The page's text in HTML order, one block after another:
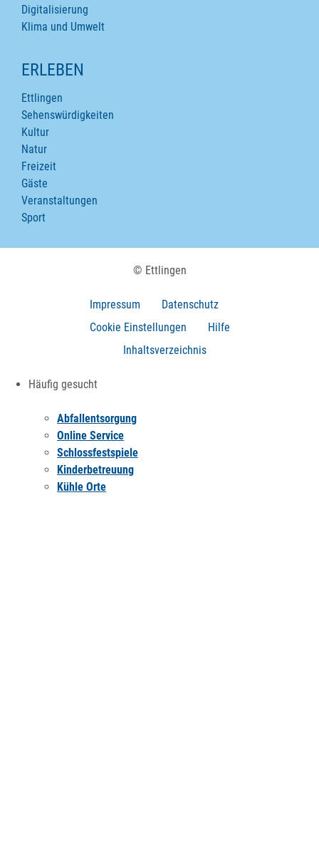
Digitalisierung
Klima und Umwelt
ERLEBEN
Ettlingen
Sehenswürdigkeiten
Kultur
Natur
Freizeit
Gäste
Veranstaltungen
Sport
© Ettlingen
Impressum
Datenschutz
Cookie Einstellungen
Hilfe
Inhaltsverzeichnis
Häufig gesucht
Abfallentsorgung
Online Service
Schlossfestspiele
Kinderbetreuung
Kühle Orte